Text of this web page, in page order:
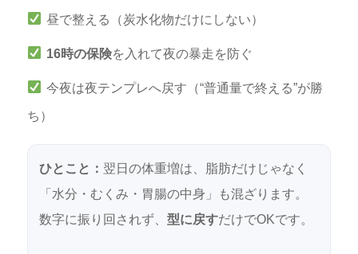
昼で整える（炭水化物だけにしない）
16時の保険を入れて夜の暴走を防ぐ
今夜は夜テンプレへ戻す（“普通量で終える”が勝
ち）
ひとこと： 翌日の体重増は、脂肪だけじゃなく
「水分・むくみ・胃腸の中身」も混ざります。
数字に振り回されず、 型に戻すだけでOKです。